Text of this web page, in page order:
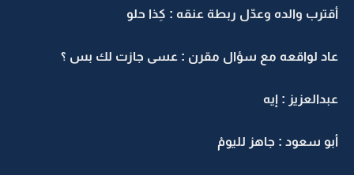
أقترب والده وعدّل ربطة عنقه : كِذا حلو
عاد لواقعه مع سؤال مقرن : عسى جازت لك بس ؟
عبدالعزيز : إيه
أبو سعود : جاهز لليومْ